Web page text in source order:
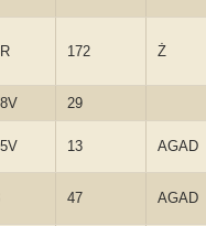
172 Ż
29
13 AGAD
47 AGAD